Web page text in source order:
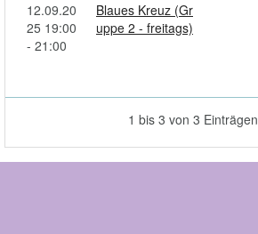
12.09.20
25 19:00
- 21:00
Blaues Kreuz (Gr
uppe 2 - freitags)
1 bis 3 von 3 Einträgen